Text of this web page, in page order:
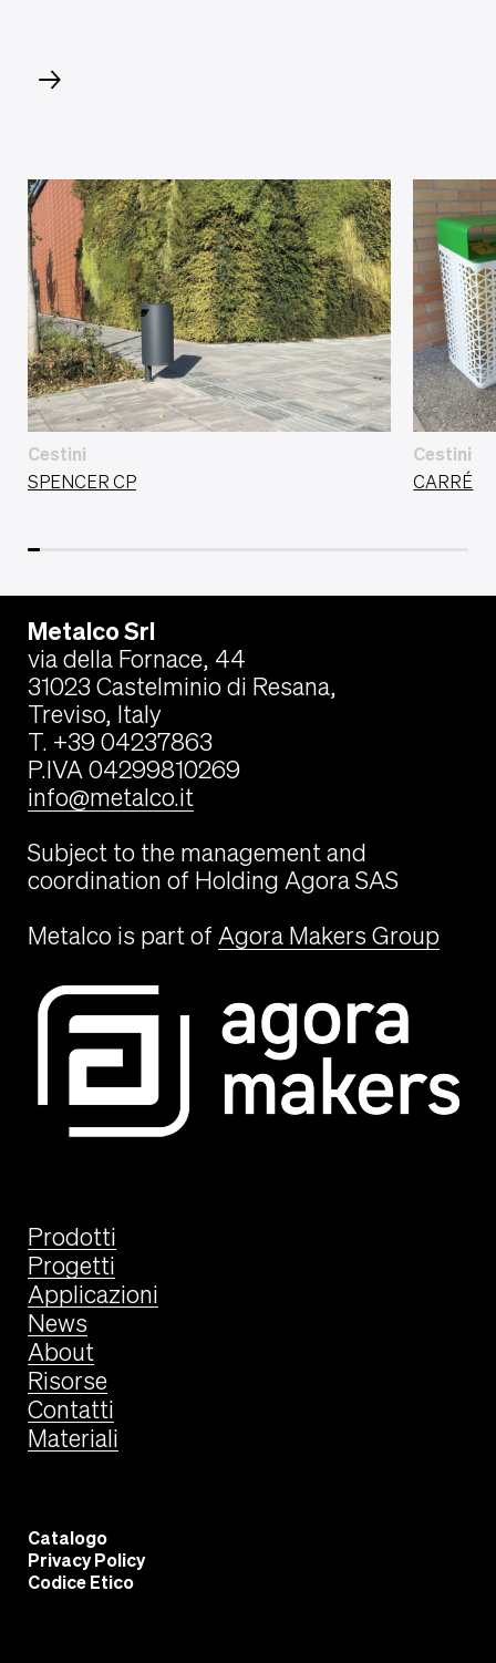
Cestini
SPENCER CP
Cestini
CARRÉ
Metalco Srl
via della Fornace, 44
31023 Castelminio di Resana,
Treviso, Italy
T. +39 04237863
P.IVA 04299810269
info@metalco.it
Subject to the management and
coordination of Holding Agora SAS
Metalco is part of Agora Makers Group
Prodotti
Progetti
Applicazioni
News
About
Risorse
Contatti
Materiali
Catalogo
Privacy Policy
Codice Etico